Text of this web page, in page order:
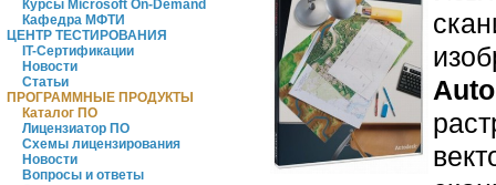
Курсы Microsoft On-Demand
Кафедра МФТИ
ЦЕНТР ТЕСТИРОВАНИЯ
IT-Сертификации
Новости
Статьи
ПРОГРАММНЫЕ ПРОДУКТЫ
Каталог ПО
Лицензиатор ПО
Схемы лицензирования
Новости
Вопросы и ответы